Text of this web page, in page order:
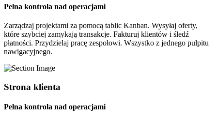
Pełna kontrola nad operacjami
Zarządzaj projektami za pomocą tablic Kanban. Wysyłaj oferty,
które szybciej zamykają transakcje. Fakturuj klientów i śledź
płatności. Przydzielaj pracę zespołowi. Wszystko z jednego pulpitu
nawigacyjnego.
Strona klienta
Pełna kontrola nad operacjami